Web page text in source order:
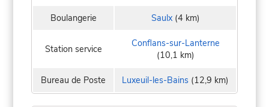
Boulangerie Saulx(4 km)
Station service
Conflans-sur-Lanterne
(10,1 km)
Bureau de Poste Luxeuil-les-Bains (12,9 km)